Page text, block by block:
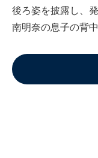
後ろ姿を披露し、
南明奈の息子の背